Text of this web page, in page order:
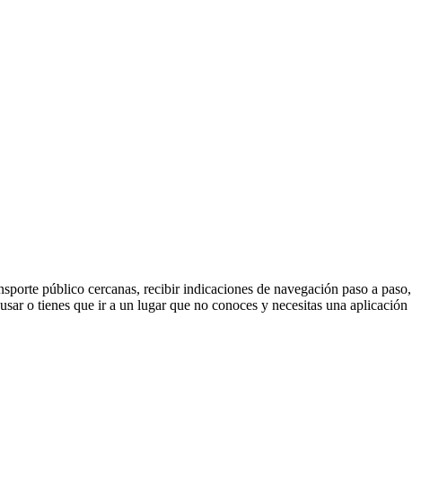
público cercanas, recibir indicaciones de navegación paso a paso,
o tienes que ir a un lugar que no conoces y necesitas una aplicación